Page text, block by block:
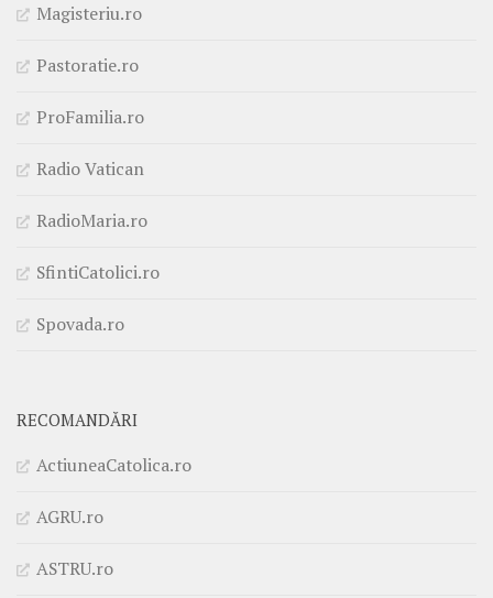
Magisteriu.ro
Pastoratie.ro
ProFamilia.ro
Radio Vatican
RadioMaria.ro
SfintiCatolici.ro
Spovada.ro
RECOMANDĂRI
ActiuneaCatolica.ro
AGRU.ro
ASTRU.ro